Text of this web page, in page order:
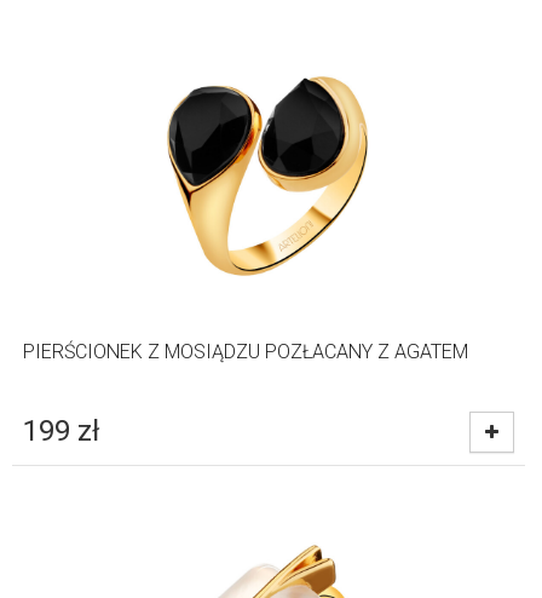
PIERŚCIONEK Z MOSIĄDZU POZŁACANY Z AGATEM
199 zł